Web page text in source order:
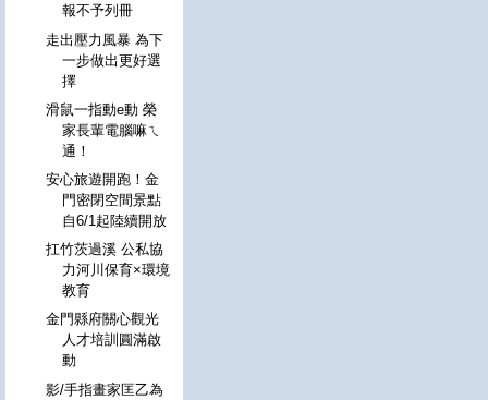
報不予列冊
走出壓力風暴 為下
一步做出更好選
擇
滑鼠一指動e動 榮
家長輩電腦嘛ㄟ
通！
安心旅遊開跑！金
門密閉空間景點
自6/1起陸續開放
扛竹茨過溪 公私協
力河川保育×環境
教育
金門縣府關心觀光
人才培訓圓滿啟
動
影/手指畫家匡乙為